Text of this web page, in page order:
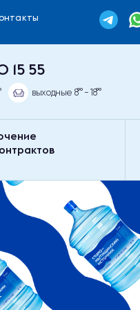
15 55
выходные 8°° - 18°°